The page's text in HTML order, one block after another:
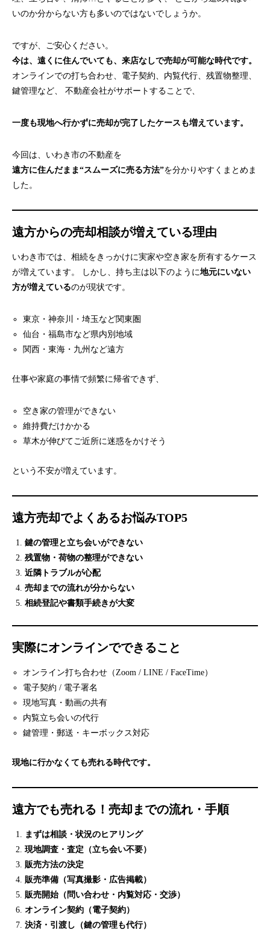
いのか分からない方も多いのではないでしょうか。
ですが、ご安心ください。
今は、遠くに住んでいても、来店なしで売却が可能な時代です。
オンラインでの打ち合わせ、電子契約、内覧代行、残置物整理、
鍵管理など、 不動産会社がサポートすることで、
一度も現地へ行かずに売却が完了したケースも増えています。
今回は、いわき市の不動産を
遠方に住んだまま“スムーズに売る方法”を分かりやすくまとめま
した。
遠方からの売却相談が増えている理由
いわき市では、相続をきっかけに実家や空き家を所有するケース
が増えています。 しかし、持ち主は以下のように地元にいない
方が増えているのが現状です。
東京・神奈川・埼玉など関東圏
仙台・福島市など県内別地域
関西・東海・九州など遠方
仕事や家庭の事情で頻繁に帰省できず、
空き家の管理ができない
維持費だけかかる
草木が伸びてご近所に迷惑をかけそう
という不安が増えています。
遠方売却でよくあるお悩みTOP5
鍵の管理と立ち会いができない
残置物・荷物の整理ができない
近隣トラブルが心配
売却までの流れが分からない
相続登記や書類手続きが大変
実際にオンラインでできること
オンライン打ち合わせ（Zoom / LINE / FaceTime）
電子契約 / 電子署名
現地写真・動画の共有
内覧立ち会いの代行
鍵管理・郵送・キーボックス対応
現地に行かなくても売れる時代です。
遠方でも売れる！売却までの流れ・手順
まずは相談・状況のヒアリング
現地調査・査定（立ち会い不要）
販売方法の決定
販売準備（写真撮影・広告掲載）
販売開始（問い合わせ・内覧対応・交渉）
オンライン契約（電子契約）
決済・引渡し（鍵の管理も代行）